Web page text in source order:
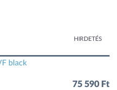
HIRDETÉS
black
75 590 Ft